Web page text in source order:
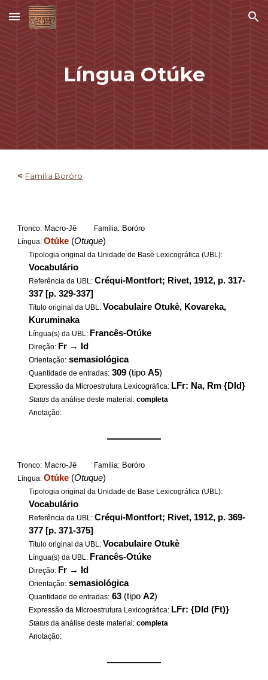
Skip to main content Skip to navigation
Língua Otúke
< Família Boróro
Tronco: Macro-Jê Família: Boróro
Língua:Otúke (Otuque)
Tipologia original da Unidade de Base Lexicográfica (UBL):
Vocabulário
Referência da UBL:Créqui-Montfort; Rivet, 1912, p. 317-
337 [p. 329-337]
Título original da UBL: Vocabulaire Otukè, Kovareka,
Kuruminaka
Língua(s) da UBL: Francês-Otúke
Direção: Fr → Id
Orientação: semasiológica
Quantidade de entradas: 309 (tipoA5)
Expressão da Microestrutura Lexicográfica: LFr: Na, Rm {DId}
Status da análise deste material:completa
Anotação:
——————
Tronco: Macro-Jê Família: Boróro
Língua:Otúke (Otuque)
Tipologia original da Unidade de Base Lexicográfica (UBL):
Vocabulário
Referência da UBL:Créqui-Montfort; Rivet, 1912, p. 369-
377 [p. 371-375]
Título original da UBL: Vocabulaire Otukè
Língua(s) da UBL: Francês-Otúke
Direção: Fr → Id
Orientação: semasiológica
Quantidade de entradas: 63 (tipoA2)
Expressão da Microestrutura Lexicográfica: LFr: {DId (Ft)}
Status da análise deste material:completa
Anotação:
——————